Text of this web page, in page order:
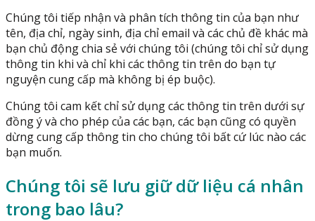
Chúng tôi tiếp nhận và phân tích thông tin của bạn như
tên, địa chỉ, ngày sinh, địa chỉ email và các chủ đề khác mà
bạn chủ động chia sẻ với chúng tôi (chúng tôi chỉ sử dụng
thông tin khi và chỉ khi các thông tin trên do bạn tự
nguyện cung cấp mà không bị ép buộc).
Chúng tôi cam kết chỉ sử dụng các thông tin trên dưới sự
đồng ý và cho phép của các bạn, các bạn cũng có quyền
dừng cung cấp thông tin cho chúng tôi bất cứ lúc nào các
bạn muốn.
Chúng tôi sẽ lưu giữ dữ liệu cá nhân
trong bao lâu?